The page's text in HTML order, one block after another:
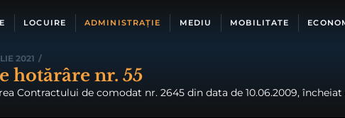
LOCUIRE ADMINISTRAȚIE MEDIU MOBILITATE
2021 /
hotărâre nr. 55
Contractului de comodat nr. 2645 din data de 10.06.2009,